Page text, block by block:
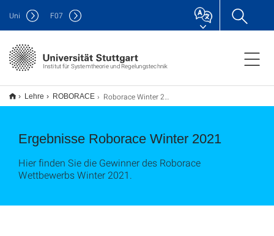
Institut für Systemtheorie und Regelungstechnik
Uni F07
Lehre ROBORACE Roborace Winter 2021
Ergebnisse Roborace Winter 2021
Hier finden Sie die Gewinner des Roborace
Wettbewerbs Winter 2021.